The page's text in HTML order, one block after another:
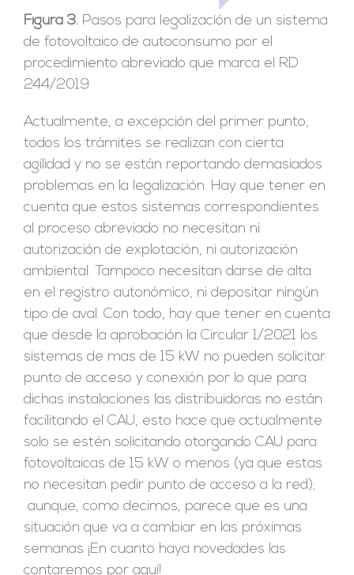
Figura 3.Pasos para legalización de un sistema
de fotovoltaico de autoconsumo por el
procedimiento abreviado que marca el RD
244/2019
Actualmente, a excepción del primer punto,
todos los trámites se realizan con cierta
agilidad y no se están reportando demasiados
problemas en la legalización. Hay que tener en
cuenta que estos sistemas correspondientes
al proceso abreviado no necesitan ni
autorización de explotación, ni autorización
ambiental. Tampoco necesitan darse de alta
en el registro autonómico, ni depositar ningún
tipo de aval. Con todo, hay que tener en cuenta
que desde la aprobación la Circular 1/2021 los
sistemas de mas de 15 kW no pueden solicitar
punto de acceso y conexión por lo que para
dichas instalaciones las distribuidoras no están
facilitando el CAU, esto hace que actualmente
solo se estén solicitando otorgando CAU para
fotovoltaicas de 15 kW o menos (ya que estas
no necesitan pedir punto de acceso a la red);
aunque, como decimos, parece que es una
situación que va a cambiar en las próximas
semanas ¡En cuanto haya novedades las
contaremos por aquí!